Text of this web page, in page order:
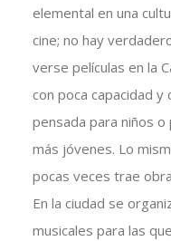
elemental en una
cine; no hay
verse películas en la
con poca capacidad
pensada para niños
más jóvenes. Lo
pocas veces trae
En la ciudad se
musicales para las